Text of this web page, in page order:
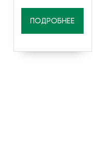
ПОДРОБНЕЕ